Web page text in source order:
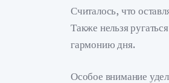
Считалось, что
Также нельзя
гармонию дня.
Особое внимание